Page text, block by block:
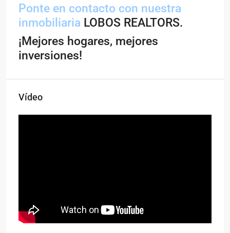
Ponte en contacto con nuestra
inmobiliaria LOBOS REALTORS.
¡Mejores hogares, mejores
inversiones!
Vídeo